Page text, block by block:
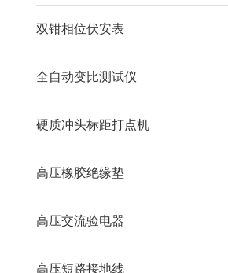
双钳相位伏安表
全自动变比测试仪
硬质冲头标距打点机
高压橡胶绝缘垫
高压交流验电器
高压短路接地线